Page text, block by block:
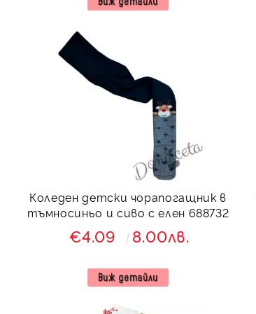
Коледен детски чорапогащник в
тъмносиньо и сиво с елен 688732
€4.09 8.00лв.
Виж детайли